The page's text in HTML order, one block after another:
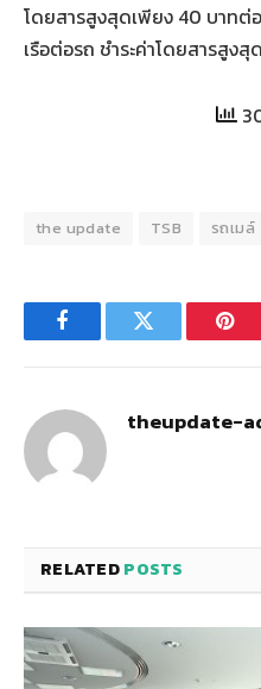
โดยสารสูงสุดเพียง 40 บาทต่
เรือต่อรถ ชำระค่าโดยสารสูง
the update TSB รถเมล์
FacebookTwitter
theupdate-
RELATEDPOSTS